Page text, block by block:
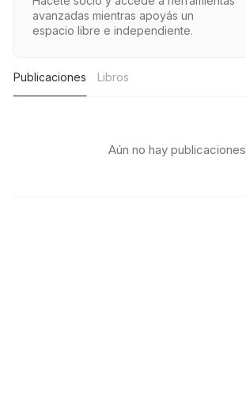
avanzadas mientras apoyás un
espacio libre e independiente.
Publicaciones Libros
Aún no hay publicaciones